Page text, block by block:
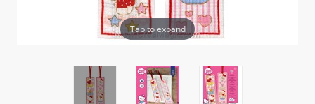
Tap to expand